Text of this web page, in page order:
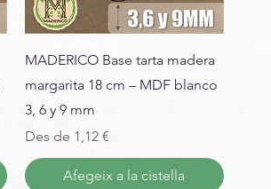
MADERICO Base tarta madera
margarita 18 cm – MDF blanco
3, 6 y 9 mm
Des de 1,12 €
Preu d'oferta
Afegeix a la cistella